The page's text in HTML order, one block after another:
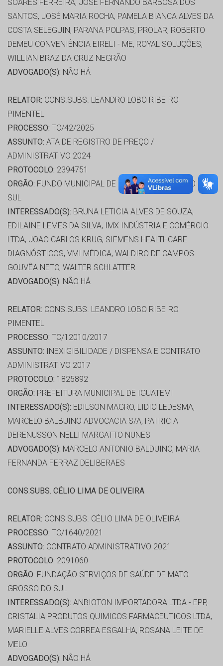
SOARES FERREIRA, JOSÉ FERNANDO BARBOSA DOS
SANTOS, JOSÉ MARIA ROCHA, PAMELA BIANCA ALVES DA
COSTA SELEGUIN, PARANA POLPAS, PROLAR, ROBERTO
DEMEU CONVENIÊNCIA EIRELI - ME, ROYAL SOLUÇÕES,
WILLIAN BRAZ DA CRUZ NEGRÃO
ADVOGADO(S): NÃO HÁ
RELATOR: CONS.SUBS. LEANDRO LOBO RIBEIRO
PIMENTEL
PROCESSO: TC/42/2025
ASSUNTO: ATA DE REGISTRO DE PREÇO /
ADMINISTRATIVO 2024
PROTOCOLO: 2394751
ORGÃO: FUNDO MUNICIPAL DE SAÚDE DE CHAPADAO DO
SUL
INTERESSADO(S): BRUNA LETICIA ALVES DE SOUZA,
EDILAINE LEMES DA SILVA, IMX INDÚSTRIA E COMÉRCIO
LTDA, JOAO CARLOS KRUG, SIEMENS HEALTHCARE
DIAGNÓSTICOS, VMI MÉDICA, WALDIRO DE CAMPOS
GOUVÊA NETO, WALTER SCHLATTER
ADVOGADO(S): NÃO HÁ
RELATOR: CONS.SUBS. LEANDRO LOBO RIBEIRO
PIMENTEL
PROCESSO: TC/12010/2017
ASSUNTO: INEXIGIBILIDADE / DISPENSA E CONTRATO
ADMINISTRATIVO 2017
PROTOCOLO: 1825892
ORGÃO: PREFEITURA MUNICIPAL DE IGUATEMI
INTERESSADO(S): EDILSON MAGRO, LIDIO LEDESMA,
MARCELO BALBUINO ADVOCACIA S/A, PATRICIA
DERENUSSON NELLI MARGATTO NUNES
ADVOGADO(S): MARCELO ANTONIO BALDUINO, MARIA
FERNANDA FERRAZ DELIBERAES
CONS.SUBS. CÉLIO LIMA DE OLIVEIRA
RELATOR: CONS.SUBS. CÉLIO LIMA DE OLIVEIRA
PROCESSO: TC/1640/2021
ASSUNTO: CONTRATO ADMINISTRATIVO 2021
PROTOCOLO: 2091060
ORGÃO: FUNDAÇÃO SERVIÇOS DE SAÚDE DE MATO
GROSSO DO SUL
INTERESSADO(S): ANBIOTON IMPORTADORA LTDA - EPP,
CRISTALIA PRODUTOS QUIMICOS FARMACEUTICOS LTDA,
MARIELLE ALVES CORREA ESGALHA, ROSANA LEITE DE
MELO
ADVOGADO(S): NÃO HÁ